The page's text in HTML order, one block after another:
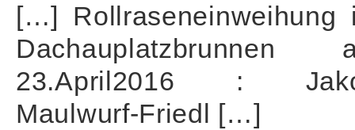
[…] Rollraseneinweihung
Dachauplatzbrunnen
23.April2016 :
Maulwurf-Friedl […]